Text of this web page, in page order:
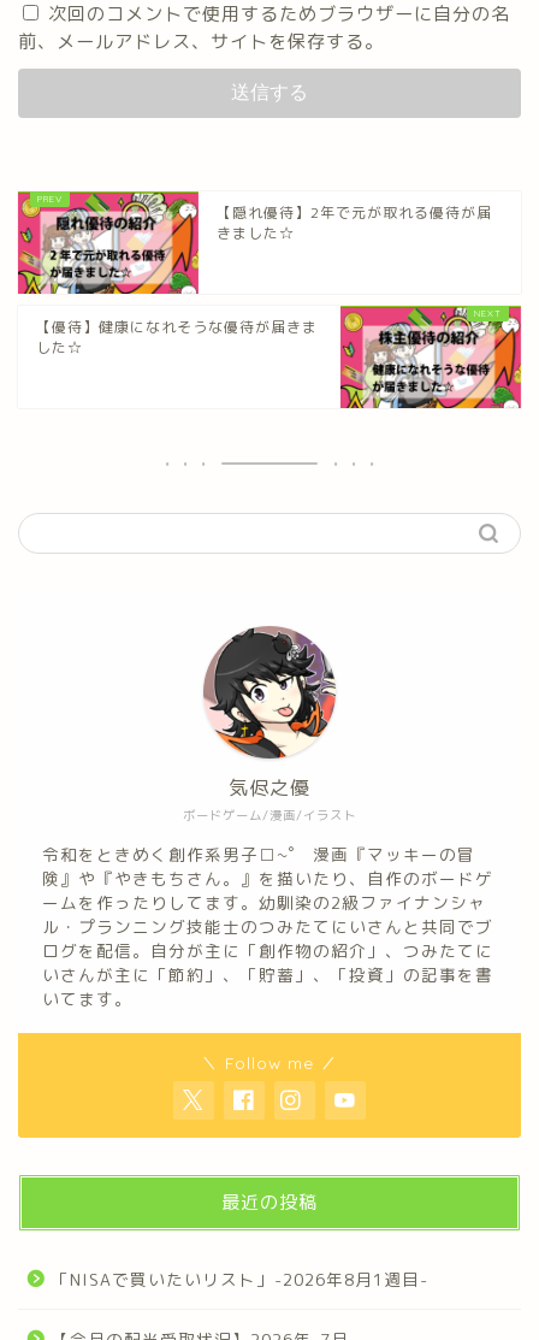
次回のコメントで使用するためブラウザーに自分の名
前、メールアドレス、サイトを保存する。
【隠れ優待】2年で元が取れる優待が届
きました☆
【優待】健康になれそうな優待が届きま
した☆
ボードゲーム/漫画/イラスト
気侭之優
令和をときめく創作系男子□~゜ 漫画『マッキーの冒
険』や『やきもちさん。』を描いたり、自作のボードゲ
ームを作ったりしてます。幼馴染の2級ファイナンシャ
ル・プランニング技能士のつみたてにいさんと共同でブ
ログを配信。自分が主に「創作物の紹介」、つみたてに
いさんが主に「節約」、「貯蓄」、「投資」の記事を書
いてます。
＼ Follow me ／
最近の投稿
「NISAで買いたいリスト」-2026年8月1週目-